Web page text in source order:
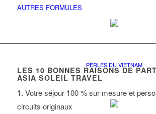
PERLES DU VIETNAM
AUTRES FORMULES
LES 10 BONNES RAISONS DE
ASIA SOLEIL TRAVEL
1. Votre séjour 100 % sur mesure et
circuits originaux